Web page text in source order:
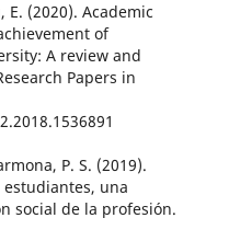
E. (2020). Academic
of
A review and
Papers in
P. S. (2019).
una
social de la profesión.